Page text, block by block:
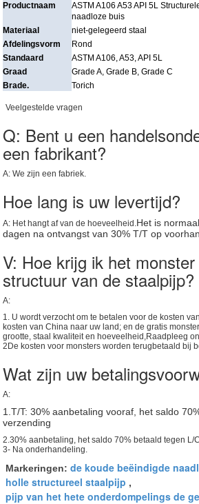
Productnaam
ASTM A106 A53 API 5L
naadloze buis
Materiaal
niet-gelegeerd staal
Afdelingsvorm
Rond
Standaard
ASTM A106, A53, API 5L
Graad
Grade A, Grade B, Grade C
Brade.
Torich
Veelgestelde vragen
Q: Bent u een
een fabrikant?
A: We zijn een fabriek.
Hoe lang is uw levertijd?
A: Het hangt af van de hoeveelheid.Het is
dagen na ontvangst van 30% T/T op
V: Hoe krijg ik het
structuur van de staalpijp?
A:
1. U wordt verzocht om te betalen voor de kosten
kosten van China naar uw land; en de gratis
grootte, staal kwaliteit en hoeveelheid,Raadpleeg
2De kosten voor monsters worden terugbetaald bij
Wat zijn uw
A:
1.T/T: 30% aanbetaling vooraf, het saldo
verzending
2.30% aanbetaling, het saldo 70% betaald tegen L/
3- Na onderhandeling.
Markeringen: de koude beëindigde
holle structureel staalpijp ,
pijp van het hete onderdompelings de